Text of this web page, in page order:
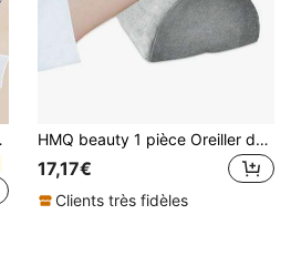
de beauté pour cils HMQ beauty 1 pièce Oreiller de pour les jambes en demi-cercle, oreiller ergonomique en mousse à mémoire de forme pour le cou, housse lavable, convient aux dormeurs sur le côté
17,17€
Clients très fidèles